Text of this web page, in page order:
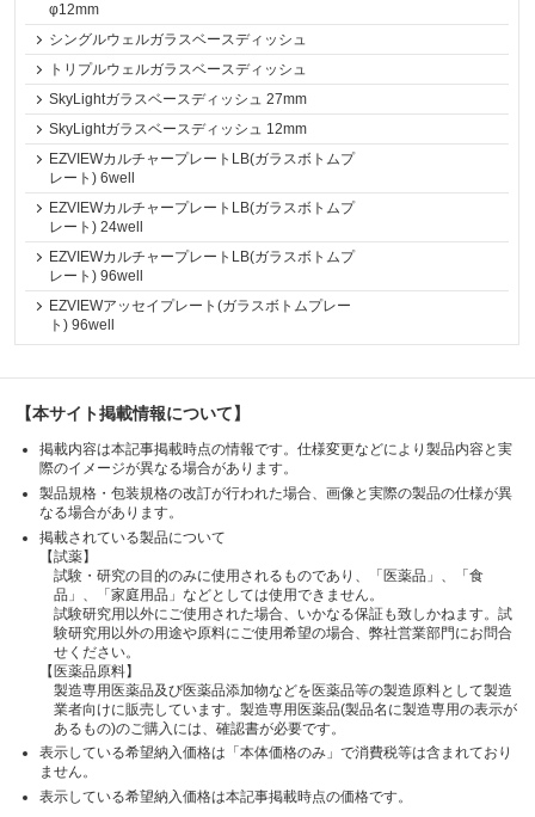
φ12mm
シングルウェルガラスベースディッシュ
トリプルウェルガラスベースディッシュ
SkyLightガラスベースディッシュ 27mm
SkyLightガラスベースディッシュ 12mm
EZVIEWカルチャープレートLB(ガラスボトムプ
レート) 6well
EZVIEWカルチャープレートLB(ガラスボトムプ
レート) 24well
EZVIEWカルチャープレートLB(ガラスボトムプ
レート) 96well
EZVIEWアッセイプレート(ガラスボトムプレー
ト) 96well
【本サイト掲載情報について】
掲載内容は本記事掲載時点の情報です。仕様変更などにより製品内容と実
際のイメージが異なる場合があります。
製品規格・包装規格の改訂が行われた場合、画像と実際の製品の仕様が異
なる場合があります。
掲載されている製品について
【試薬】
試験・研究の目的のみに使用されるものであり、「医薬品」、「食
品」、「家庭用品」などとしては使用できません。
試験研究用以外にご使用された場合、いかなる保証も致しかねます。試
験研究用以外の用途や原料にご使用希望の場合、弊社営業部門にお問合
せください。
【医薬品原料】
製造専用医薬品及び医薬品添加物などを医薬品等の製造原料として製造
業者向けに販売しています。製造専用医薬品(製品名に製造専用の表示が
あるもの)のご購入には、確認書が必要です。
表示している希望納入価格は「本体価格のみ」で消費税等は含まれており
ません。
表示している希望納入価格は本記事掲載時点の価格です。